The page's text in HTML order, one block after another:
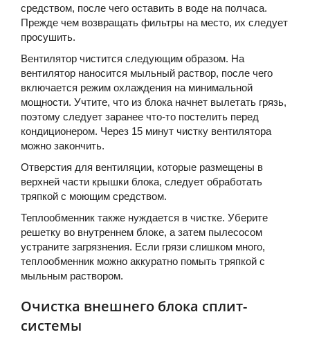
средством, после чего оставить в воде на полчаса.
Прежде чем возвращать фильтры на место, их следует
просушить.
Вентилятор чистится следующим образом. На
вентилятор наносится мыльный раствор, после чего
включается режим охлаждения на минимальной
мощности. Учтите, что из блока начнет вылетать грязь,
поэтому следует заранее что-то постелить перед
кондиционером. Через 15 минут чистку вентилятора
можно закончить.
Отверстия для вентиляции, которые размещены в
верхней части крышки блока, следует обработать
тряпкой с моющим средством.
Теплообменник также нуждается в чистке. Уберите
решетку во внутреннем блоке, а затем пылесосом
устраните загрязнения. Если грязи слишком много,
теплообменник можно аккуратно помыть тряпкой с
мыльным раствором.
Очистка внешнего блока сплит-
системы